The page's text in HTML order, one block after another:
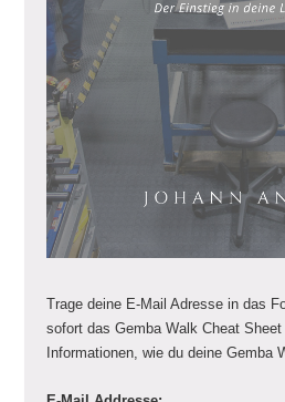
Trage deine E-Mail Adresse in das
sofort das Gemba Walk Cheat
Informationen, wie du deine Gemba